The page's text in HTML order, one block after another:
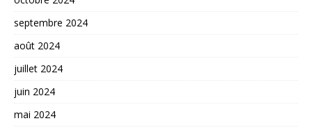
septembre 2024
août 2024
juillet 2024
juin 2024
mai 2024